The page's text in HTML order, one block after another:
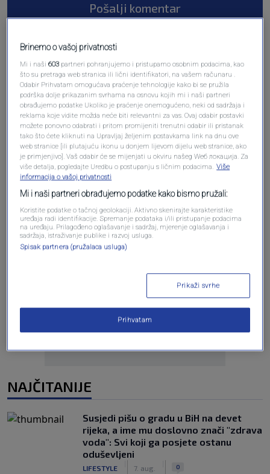
Pošalji komentar
Oglas
NAJČITANIJE
Susjedi pišu o gradu u BiH na devet
rijeka, a ime mu doslovno znači "zdrava
voda": Svi koji ga posjete ostanu
oduševljeni
LIFESTYLE 7. aug. 0
Brinemo o vašoj privatnosti
Mi i naši603 partneri pohranjujemo i pristupamo osobnim podacima, kao
što su pretraga web stranica ili lični identifikatori, na vašem računaru .
Odabir Prihvatam omogućava praćenje tehnologije kako bi se pružila
podrška dolje prikazanim svrhama na osnovu kojih mi i naši partneri
obrađujemo podatke Ukoliko je praćenje onemogućeno, neki od sadržaja i
reklama koje vidite možda neće biti relevantni za vas. Ovaj odabir postavki
možete ponovno odabrati i pritom promijeniti trenutni odabir ili pristanak
tako što ćete kliknuti na Upravljaj željenim postavkama link na dnu ove
web stranice [ili plutajuću ikonu u donjem lijevom dijelu web stranice, ako
je primjenjivo]. Vaš odabir će se mijenjati u okviru našeg Wеб локација. Za
više detalja, pogledajte Uredbu o postupanju s ličnim podacima. Više
informacija o vašoj privatnosti
Mi i naši partneri obrađujemo podatke kako bismo pružali:
Koristite podatke o tačnoj geolokaciji. Aktivno skenirajte karakteristike
uređaja radi identifikacije. Spremanje podataka i/ili pristupanje podacima
na uređaju. Prilagođeno oglašavanje i sadržaj, mjerenje oglašavanja i
sadržaja, istraživanje publike i razvoj usluga.
Spisak partnera (pružalaca usluga)
Prikaži svrhe
Prihvatam